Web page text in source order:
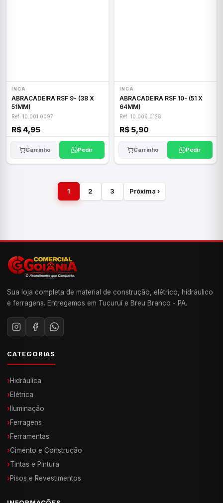
INCA
ABRACADEIRA RSF 9- (38 X
51MM)
Ref: 10.001.0097
R$ 4,95
Carrinho Pedir
INCA
ABRACADEIRA RSF 10- (51 X
64MM)
Ref: 10.006.0128
R$ 5,90
Carrinho Pedir
1 2 3 Próxima ›
Sua loja completa de material de construção, elétrico, hidráulico
e ferragens. Entregamos em Tucuruí e Breu Branco - PA.
CATEGORIAS
›Hidráulica
›Elétrica
› Iluminação
›Ferragens
›Ferramentas
›Cimento e Construção
›Tintas e Pintura
›Pisos e Revestimentos